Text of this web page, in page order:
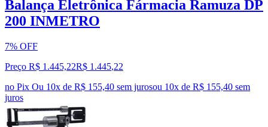
Balança Eletrônica Fármacia Ramuza DP
200 INMETRO
7% OFF
Preço R$ 1.445,22R$ 1.445,22
no Pix Ou 10x de R$ 155,40 sem jurosou 10x de R$ 155,40 sem
juros